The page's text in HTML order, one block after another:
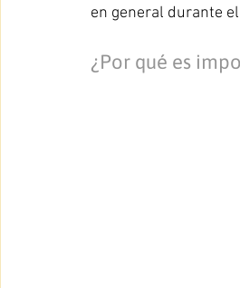
en general durante
¿Por qué es